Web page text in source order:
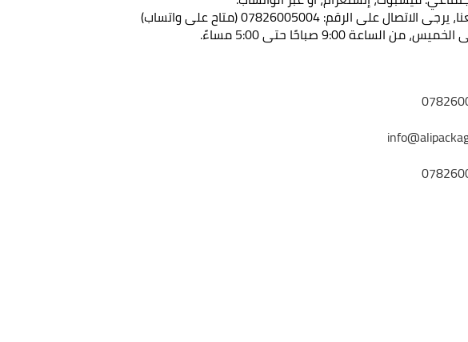
للتواصل معنا، يرجى الاتصال على الرقم: 07826005004 (متاح على واتساب)
من الساعة 9:00 صباحًا حتى 5:00 مساءً.